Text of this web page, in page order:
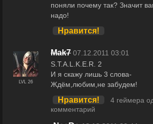
поняли почему так? Значит
надо!
Нравится!
LVL 26
Mak7 07.12.2011 03:01
S.T.A.L.K.E.R. 2
И я скажу лишь 3 слова-
Ждём,любим,не забудем!
Нравится!
4 геймера
комментарий